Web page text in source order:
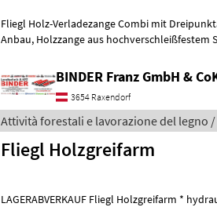
Fliegl Holz-Verladezange Combi mit
Anbau, Holzzange aus hochverschleißfestem Stahl HB 500, Der
BINDER Franz GmbH &
3654 Raxendorf
Attività forestali e lavorazione del legno
Fliegl Holzgreifarm
LAGERABVERKAUF Fliegl Holzgreifarm *